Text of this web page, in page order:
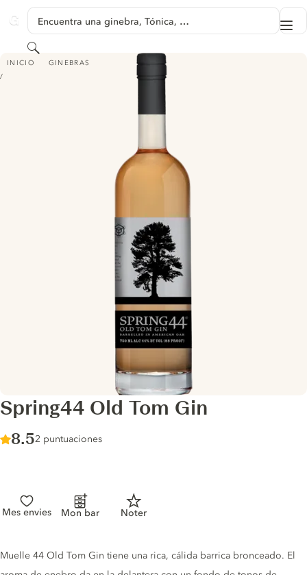
GINVENTORY
Encuentra una ginebra, Tónica, …
Buscar
INICIO GINEBRAS
SPRING44 OLD TOM GIN
Spring44 Old Tom Gin
Score :
8.5/ 10
2 puntuaciones
Mes envies Mon bar Noter
Gin description
Muelle 44 Old Tom Gin tiene una rica, cálida barrica bronceado. El